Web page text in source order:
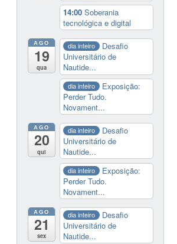
14:00Soberania
tecnológica e digital
AGO
19
qua
dia inteiro
Desafio
Universitário de
Nautide...
dia inteiro
Exposição:
Perder Tudo.
Novament...
AGO
20
qui
dia inteiro
Desafio
Universitário de
Nautide...
dia inteiro
Exposição:
Perder Tudo.
Novament...
AGO
21
sex
dia inteiro
Desafio
Universitário de
Nautide...